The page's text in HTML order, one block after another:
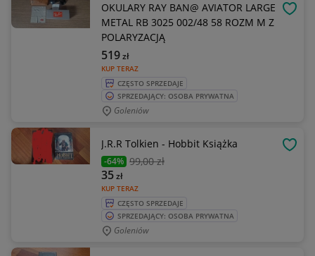
OKULARY RAY BAN@ AVIATOR LARGE
METAL RB 3025 002/48 58 ROZM M Z
POLARYZACJĄ
KUP TERAZ
519zł
CZĘSTO SPRZEDAJE
SPRZEDAJĄCY: OSOBA PRYWATNA
Goleniów
J.R.R Tolkien - Hobbit Książka
-64% 99,00 zł
KUP TERAZ
35zł
CZĘSTO SPRZEDAJE
SPRZEDAJĄCY: OSOBA PRYWATNA
Goleniów